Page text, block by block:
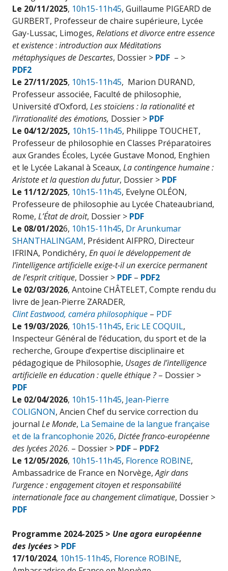
Le 20/11/2025, 10h15-11h45, Guillaume PIGEARD de
GURBERT, Professeur de chaire supérieure, Lycée
Gay-Lussac, Limoges, Relations et divorce entre essence
et existence: introduction aux Méditations
métaphysiques de Descartes, Dossier > PDF – >
PDF2
Le 27/11/2025, 10h15-11h45, Marion DURAND,
Professeur associée, Faculté de philosophie,
Université d’Oxford, Les stoïciens : la rationalité et
l’irrationalité des émotions, Dossier > PDF
Le 04/12/2025, 10h15-11h45, Philippe TOUCHET,
Professeur de philosophie en Classes Préparatoires
aux Grandes Écoles, Lycée Gustave Monod, Enghien
et le Lycée Lakanal à Sceaux, La contingence humaine :
Aristote et la question du futur, Dossier > PDF
Le 11/12/2025, 10h15-11h45, Evelyne OLÉON,
Professeure de philosophie au Lycée Chateaubriand,
Rome, L’État de droit, Dossier > PDF
Le 08/01/2026, 10h15-11h45, Dr Arunkumar
SHANTHALINGAM, Président AIFPRO, Directeur
IFRINA, Pondichéry, En quoi le développement de
l’intelligence artificielle exige-t-il un exercice permanent
de l’esprit critique, Dossier > PDF – PDF2
Le 02/03/2026, Antoine CHÂTELET, Compte rendu du
livre de Jean-Pierre ZARADER,
Clint Eastwood, caméra philosophique – PDF
Le 19/03/2026, 10h15-11h45, Eric LE COQUIL,
Inspecteur Général de l’éducation, du sport et de la
recherche, Groupe d’expertise disciplinaire et
pédagogique de Philosophie, Usages de l’intelligence
artificielle en éducation : quelle éthique ?– Dossier >
PDF
Le 02/04/2026, 10h15-11h45, Jean-Pierre
COLIGNON, Ancien Chef du service correction du
journal Le Monde, La Semaine de la langue française
et de la francophonie 2026, Dictée franco-européenne
des lycées 2026. – Dossier > PDF – PDF2
Le 12/05/2026, 10h15-11h45, Florence ROBINE,
Ambassadrice de France en Norvège,Agir dans
l’urgence : engagement citoyen et responsabilité
internationale face au changement climatique, Dossier >
PDF
Programme 2024-2025 > Une agora européenne
des lycées > PDF
17/10/2024, 10h15-11h45, Florence ROBINE,